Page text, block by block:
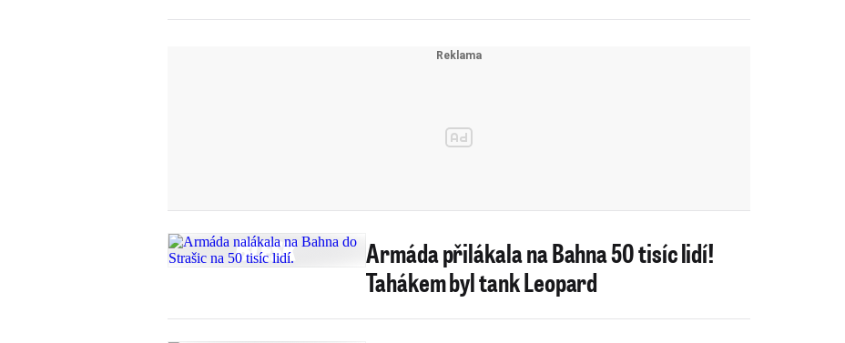
Armáda přilákala na Bahna 50 tisíc lidí!
Tahákem byl tank Leopard